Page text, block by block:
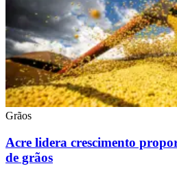
Grãos
Acre lidera crescimento
de grãos